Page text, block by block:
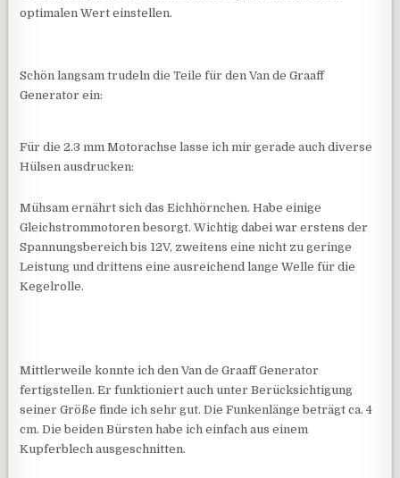
optimalen Wert einstellen.
Schön langsam trudeln die Teile für den Van de Graaff
Generator ein:
Für die 2.3 mm Motorachse lasse ich mir gerade auch diverse
Hülsen ausdrucken:
Mühsam ernährt sich das Eichhörnchen. Habe einige
Gleichstrommotoren besorgt. Wichtig dabei war erstens der
Spannungsbereich bis 12V, zweitens eine nicht zu geringe
Leistung und drittens eine ausreichend lange Welle für die
Kegelrolle.
Mittlerweile konnte ich den Van de Graaff Generator
fertigstellen. Er funktioniert auch unter Berücksichtigung
seiner Größe finde ich sehr gut. Die Funkenlänge beträgt ca. 4
cm. Die beiden Bürsten habe ich einfach aus einem
Kupferblech ausgeschnitten.